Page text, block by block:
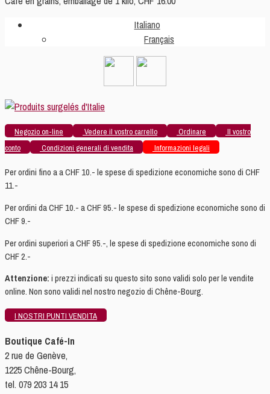
Italiano
Français
Negozio on-line Vedere il vostro carrello Ordinare
Il vostro
conto
Condizioni generali di vendita Informazioni legali
Per ordini fino a a CHF 10.- le spese di spedizione economiche sono di CHF
11.-
Per ordini da CHF 10.- a CHF 95.- le spese di spedizione economiche sono di
CHF 9.-
Per ordini superiori a CHF 95.-, le spese di spedizione economiche sono di
CHF 2.-
Attenzione: i prezzi indicati su questo sito sono validi solo per le vendite
online. Non sono validi nel nostro negozio di Chêne-Bourg.
I NOSTRI PUNTI VENDITA
Boutique Café-In
2 rue de Genève,
1225 Chêne-Bourg,
tel. 079 203 14 15